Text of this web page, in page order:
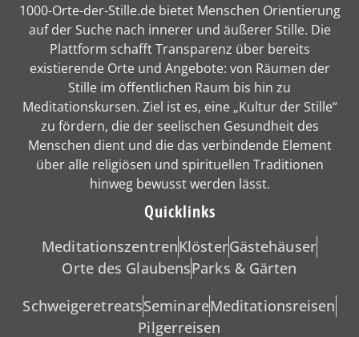
1000-Orte-der-Stille.de bietet Menschen Orientierung
auf der Suche nach innerer und äußerer Stille. Die
Plattform schafft Transparenz über bereits
existierende Orte und Angebote: von Räumen der
Stille im öffentlichen Raum bis hin zu
Meditationskursen. Ziel ist es, eine „Kultur der Stille“
zu fördern, die der seelischen Gesundheit des
Menschen dient und die das verbindende Element
über alle religiösen und spirituellen Traditionen
hinweg bewusst werden lässt.
Quicklinks
MeditationszentrenKlösterGästehäuser
Orte des GlaubensParks & Gärten
SchweigeretreatsSeminareMeditationsreisen
Pilgerreisen